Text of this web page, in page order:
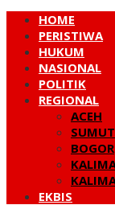
HOME
PERISTIWA
HUKUM
NASIONAL
POLITIK
REGIONAL
ACEH
SUMUT
BOGOR
EKBIS